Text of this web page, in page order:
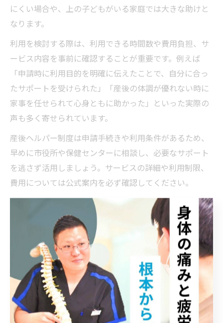
にくい場合や、上の子どもがいる家庭では大きな助けと
なります。
利用を検討する際は、利用できる時間数や費用負担、サ
ービス内容を事前に確認することが重要です。例えば
「申請時に利用目的を明確に伝えたことで、自分に合っ
たサポートを受けられた」「産後の体調が優れない時に
家事を任せられて心身ともに助かった」といった実際の
声も多く寄せられています。
産後ヘルパー制度は申請手続きや利用条件があるため、
早めに市役所や保健センターに相談し、必要なサポート
を逃さず活用しましょう。サービスの詳細や利用制限、
費用については公式案内を必ず確認してください。
産後ケア支援策の対象条件と申請の流れ
枚方市の産後ケア支援策を利用するには、いくつかの対
象条件を満たす必要があります。主な条件としては、出
産後一定期間内であることや、市内在住であること、医
療的なケアや育児サポートが必要と認められることなど
が挙げられます。詳細な条件は制度ごとに異なるため、
事前の確認が不可欠です。